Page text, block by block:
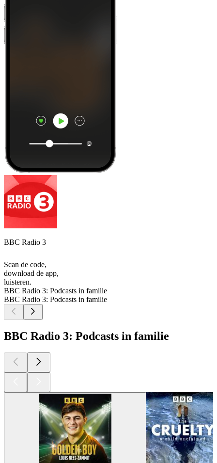
BBC Radio 3
Scan de code,
download de app,
luisteren.
BBC Radio 3: Podcasts in familie
BBC Radio 3: Podcasts in familie
BBC Radio 3: Podcasts in familie